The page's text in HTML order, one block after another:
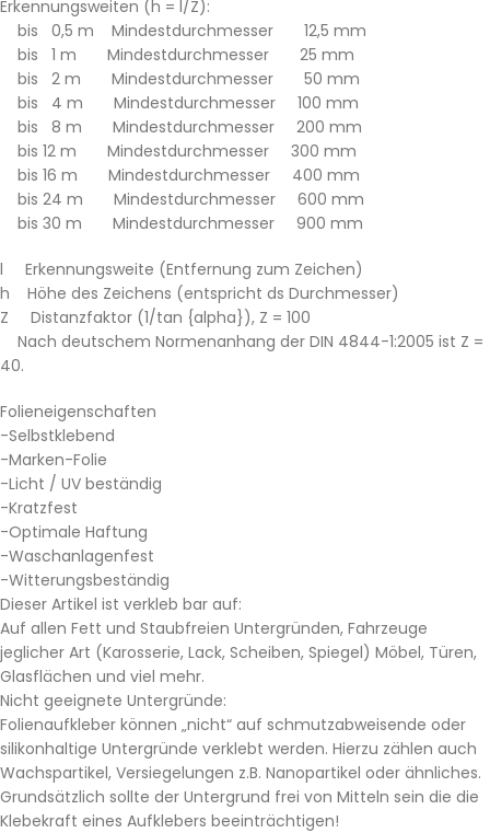
Erkennungsweiten (h = l/Z):
bis 0,5 m Mindestdurchmesser 12,5 mm
bis 1 m Mindestdurchmesser 25 mm
bis 2 m Mindestdurchmesser 50 mm
bis 4 m Mindestdurchmesser 100 mm
bis 8 m Mindestdurchmesser 200 mm
bis 12 m Mindestdurchmesser 300 mm
bis 16 m Mindestdurchmesser 400 mm
bis 24 m Mindestdurchmesser 600 mm
bis 30 m Mindestdurchmesser 900 mm
l Erkennungsweite (Entfernung zum Zeichen)
h Höhe des Zeichens (entspricht ds Durchmesser)
Z Distanzfaktor (1/tan {alpha}), Z = 100
Nach deutschem Normenanhang der DIN 4844-1:2005 ist Z =
40.
Folieneigenschaften
-Selbstklebend
-Marken-Folie
-Licht / UV beständig
-Kratzfest
-Optimale Haftung
-Waschanlagenfest
-Witterungsbeständig
Dieser Artikel ist verkleb bar auf:
Auf allen Fett und Staubfreien Untergründen, Fahrzeuge
jeglicher Art (Karosserie, Lack, Scheiben, Spiegel) Möbel, Türen,
Glasflächen und viel mehr.
Nicht geeignete Untergründe:
Folienaufkleber können „nicht“ auf schmutzabweisende oder
silikonhaltige Untergründe verklebt werden. Hierzu zählen auch
Wachspartikel, Versiegelungen z.B. Nanopartikel oder ähnliches.
Grundsätzlich sollte der Untergrund frei von Mitteln sein die die
Klebekraft eines Aufklebers beeinträchtigen!